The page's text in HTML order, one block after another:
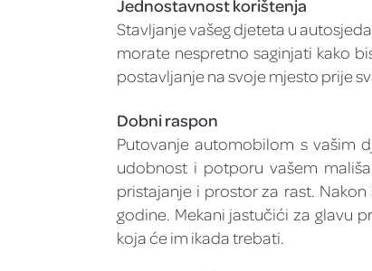
Jednostavnost korištenja
Stavljanje vašeg djeteta u
morate nespretno saginjati kako
postavljanje na svoje mjesto prije
Dobni raspon
Putovanje automobilom s vašim
udobnost i potporu vašem
pristajanje i prostor za rast.
godine. Mekani jastučići za glavu
koja će im ikada trebati.